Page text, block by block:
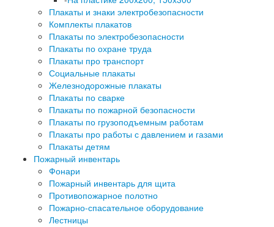
Плакаты и знаки электробезопасности
Комплекты плакатов
Плакаты по электробезопасности
Плакаты по охране труда
Плакаты про транспорт
Социальные плакаты
Железнодорожные плакаты
Плакаты по сварке
Плакаты по пожарной безопасности
Плакаты по грузоподъемным работам
Плакаты про работы с давлением и газами
Плакаты детям
Пожарный инвентарь
Фонари
Пожарный инвентарь для щита
Противопожарное полотно
Пожарно-спасательное оборудование
Лестницы